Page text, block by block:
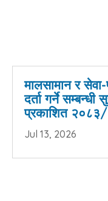
मालसामान र
दर्ता गर्ने
प्रकाशित
Jul 13, 2026